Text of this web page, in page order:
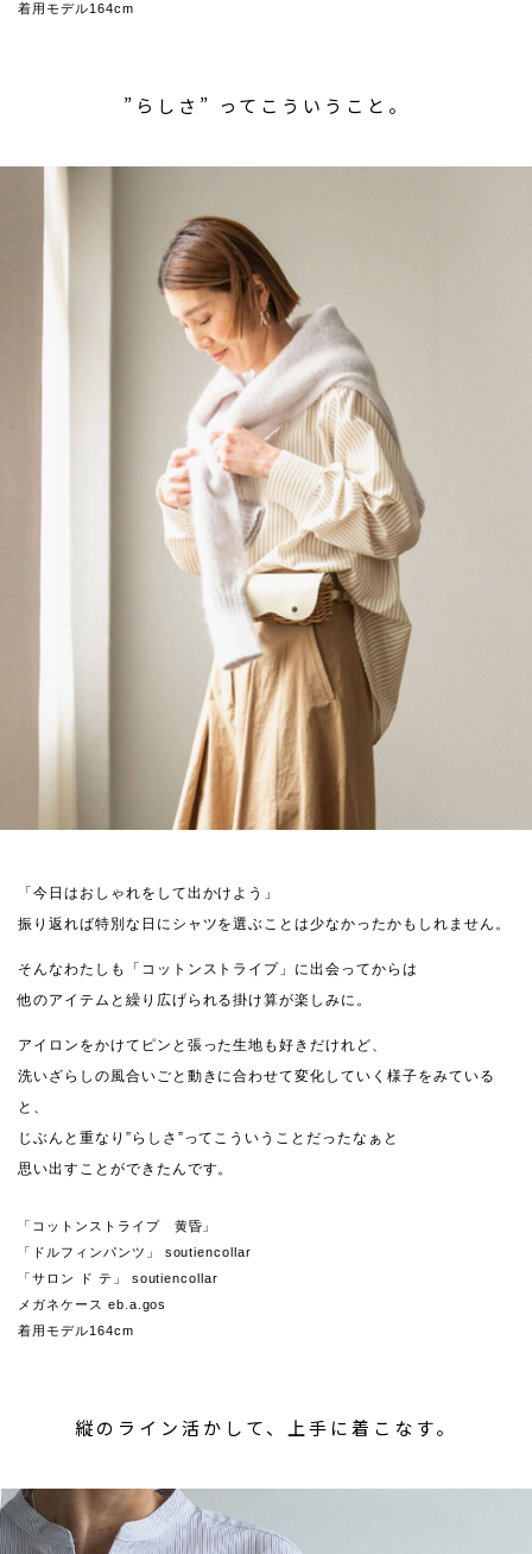
着用モデル164cm
”らしさ” ってこういうこと。
「今日はおしゃれをして出かけよう」
振り返れば特別な日にシャツを選ぶことは少なかったかもしれません。
そんなわたしも「コットンストライプ」に出会ってからは
他のアイテムと繰り広げられる掛け算が楽しみに。
アイロンをかけてピンと張った生地も好きだけれど、
洗いざらしの風合いごと動きに合わせて変化していく様子をみている
と、
じぶんと重なり”らしさ”ってこういうことだったなぁと
思い出すことができたんです。
「コットンストライプ 黄昏」
「ドルフィンパンツ」 soutiencollar
「サロン ド テ」 soutiencollar
メガネケース eb.a.gos
着用モデル164cm
縦のライン活かして、上手に着こなす。